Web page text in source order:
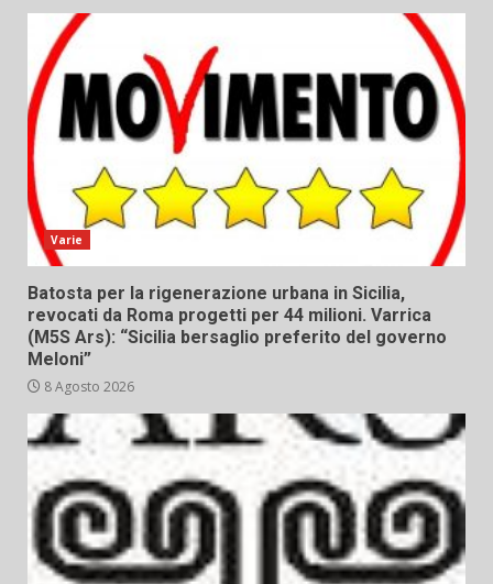
Varie
Batosta per la rigenerazione urbana in Sicilia,
revocati da Roma progetti per 44 milioni. Varrica
(M5S Ars): “Sicilia bersaglio preferito del governo
Meloni”
8 Agosto 2026